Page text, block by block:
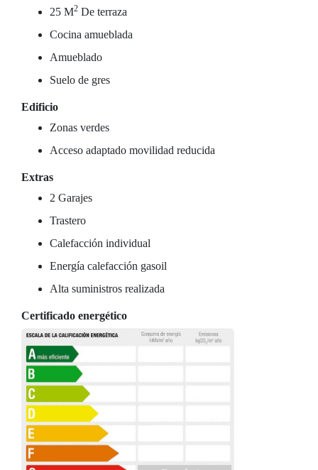
25 M2 De terraza
Cocina amueblada
Amueblado
Suelo de gres
Edificio
Zonas verdes
Acceso adaptado movilidad reducida
Extras
2 Garajes
Trastero
Calefacción individual
Energía calefacción gasoil
Alta suministros realizada
Certificado energético